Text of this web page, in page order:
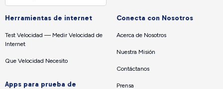
Herramientas de internet
Test Velocidad — Medir Velocidad de
Internet
Que Velocidad Necesito
Apps para prueba de
Conecta con Nosotros
Acerca de Nosotros
Nuestra Misión
Contáctanos
Prensa